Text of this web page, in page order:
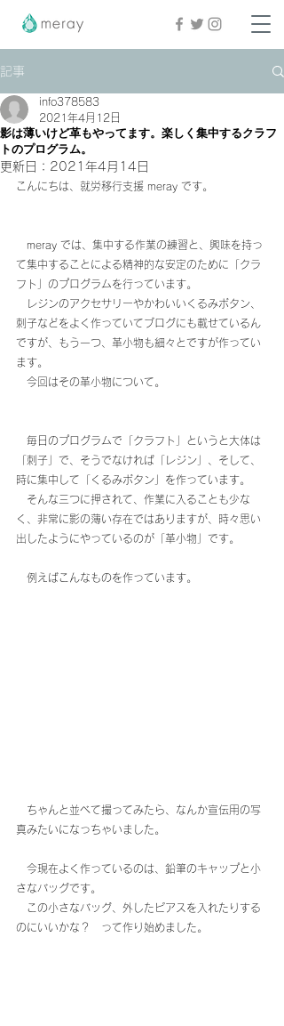
記事
影は薄いけど革もやってます。楽しく集中するクラフ
トのプログラム。
info378583
2021年4月12日
更新日： 2021年4月14日
こんにちは、就労移行支援 meray です。
meray では、集中する作業の練習と、興味を持っ
て集中することによる精神的な安定のために「クラ
フト」のプログラムを行っています。
レジンのアクセサリーやかわいいくるみボタン、
刺子などをよく作っていてブログにも載せているん
ですが、もう一つ、革小物も細々とですが作ってい
ます。
今回はその革小物について。
毎日のプログラムで「クラフト」というと大体は
「刺子」で、そうでなければ「レジン」、そして、
時に集中して「くるみボタン」を作っています。
そんな三つに押されて、作業に入ることも少な
く、非常に影の薄い存在ではありますが、時々思い
出したようにやっているのが「革小物」です。
例えばこんなものを作っています。
ちゃんと並べて撮ってみたら、なんか宣伝用の写
真みたいになっちゃいました。
今現在よく作っているのは、鉛筆のキャップと小
さなバッグです。
この小さなバッグ、外したピアスを入れたりする
のにいいかな？　って作り始めました。